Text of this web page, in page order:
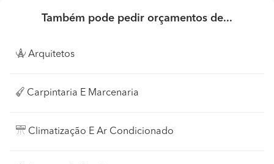
Também pode pedir orçamentos de...
Arquitetos
Carpintaria E Marcenaria
Climatização E Ar Condicionado